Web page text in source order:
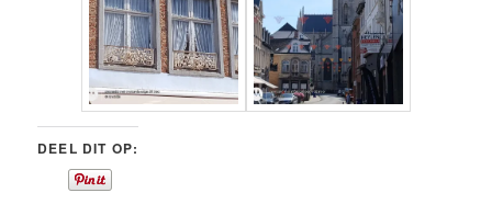
DEEL DIT OP: